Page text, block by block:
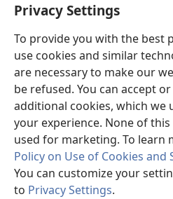
Privacy Settings
To provide you with the best
use cookies and similar
are necessary to make our
be refused. You can accept
additional cookies, which we
your experience. None of
used for marketing. To learn
Policy on Use of Cookies and
You can customize your
to Privacy Settings.
Golèk JW.ORG
Sumbangan
(opens
new
window)PERPUSTAKAAN ONLINE Warta
(opens
new
JW Hub ®
(opens
new
window)
Copyright© 2026 Watch Tower Bible